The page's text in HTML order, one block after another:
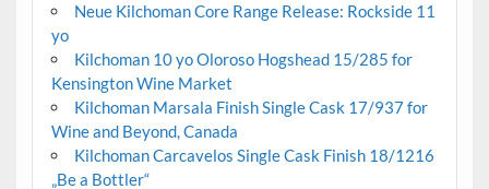
Neue Kilchoman Core Range Release: Rockside 11
yo
Kilchoman 10 yo Oloroso Hogshead 15/285 for
Kensington Wine Market
Kilchoman Marsala Finish Single Cask 17/937 for
Wine and Beyond, Canada
Kilchoman Carcavelos Single Cask Finish 18/1216
„Be a Bottler“